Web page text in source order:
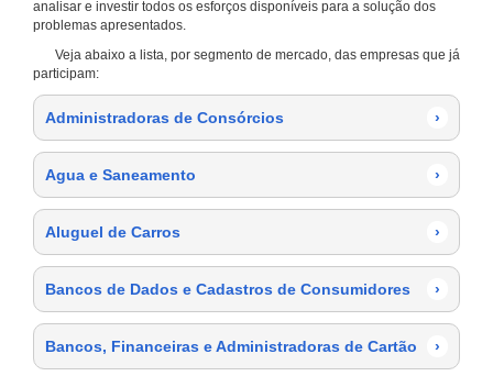
analisar e investir todos os esforços disponíveis para a solução dos
problemas apresentados.
Veja abaixo a lista, por segmento de mercado, das empresas que já
participam:
Administradoras de Consórcios ›
Agua e Saneamento ›
Aluguel de Carros ›
Bancos de Dados e Cadastros de Consumidores ›
Bancos, Financeiras e Administradoras de Cartão ›